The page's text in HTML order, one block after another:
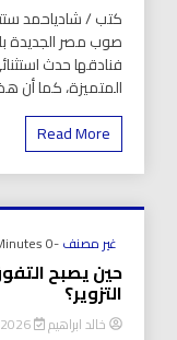
صوب مصر الجديدة
فنادقها حدث
المتميزة، كما أن
Read More
غير مصنف-0 Minutes
حين يصبح
التزوير؟
خالد ابراهيم 2026-08-03